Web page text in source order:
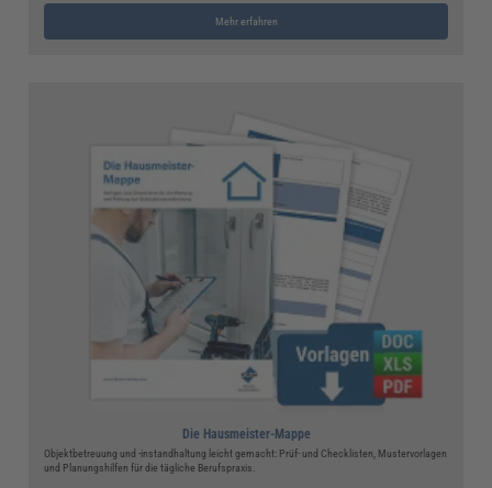
Mehr erfahren
Die Hausmeister-Mappe
Objektbetreuung und -instandhaltung leicht gemacht: Prüf- und Checklisten, Mustervorlagen
und Planungshilfen für die tägliche Berufspraxis.